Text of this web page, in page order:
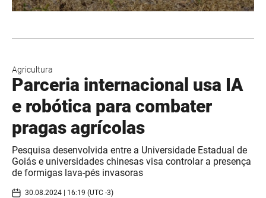
Agricultura
Parceria internacional usa IA
e robótica para combater
pragas agrícolas
Pesquisa desenvolvida entre a Universidade Estadual de
Goiás e universidades chinesas visa controlar a presença
de formigas lava-pés invasoras
30.08.2024 | 16:19 (UTC -3)